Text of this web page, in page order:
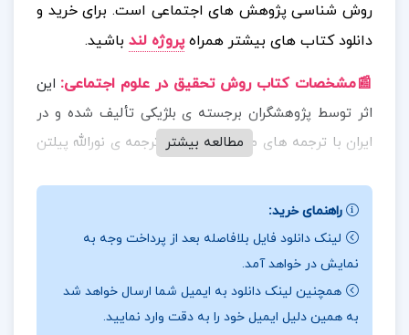
روش شناسی پژوهش های اجتماعی است. برای خرید و
دانلود کتاب های بیشتر همراهپروژه لند باشید.
📰مشخصات کتاب روش تحقیق در علوم اجتماعی: این
اثر توسط پژوهشگران برجسته ی بلژیکی تألیف شده و در
ایران با ترجمه های مختلفی از جمله ترجمه ی نورالله پیلتن
کتاب با زبانی روشن و قابل فهم، تجربیات خود را در زمینه
ی تدریس و تحقیق اجتماعی در اختیار خواننده قرار داده
اند. این اثر نه تنها برای دانشجویان رشته های علوم
اجتماعی، مدیریت، و علوم رفتاری مفید است، بلکه برای هر
کسی که می خواهد پژوهشی علمی و اصولی انجام دهد،
مطالعه بیشتر
راهنمای خرید:
لینک دانلود فایل بلافاصله بعد از پرداخت وجه به
نمایش در خواهد آمد.
همچنین لینک دانلود به ایمیل شما ارسال خواهد شد
به همین دلیل ایمیل خود را به دقت وارد نمایید.